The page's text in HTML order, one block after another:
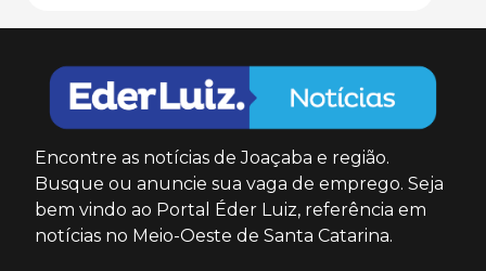
Encontre as notícias de Joaçaba e região.
Busque ou anuncie sua vaga de emprego. Seja
bem vindo ao Portal Éder Luiz, referência em
notícias no Meio-Oeste de Santa Catarina.